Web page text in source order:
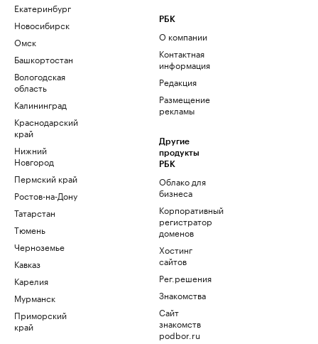
Екатеринбург
Новосибирск
Омск
Башкортостан
Вологодская
область
Калининград
Краснодарский
край
Нижний
Новгород
Пермский край
Ростов-на-Дону
Татарстан
Тюмень
Черноземье
Кавказ
Карелия
Мурманск
Приморский
край
РБК
О компании
Контактная
информация
Редакция
Размещение
рекламы
Другие
продукты
РБК
Облако для
бизнеса
Корпоративный
регистратор
доменов
Хостинг
сайтов
Рег.решения
Знакомства
Сайт
знакомств
podbor.ru